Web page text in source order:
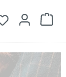
Du hast 0